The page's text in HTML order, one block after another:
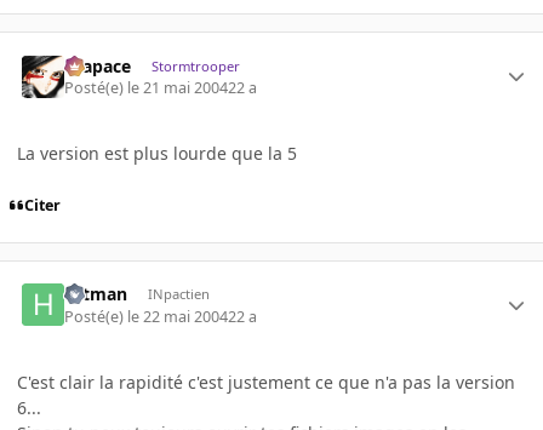
Krapace Stormtrooper
Posté(e) le 21 mai 200422 a
La version est plus lourde que la 5
Citer
Hitman INpactien
Posté(e) le 22 mai 200422 a
C'est clair la rapidité c'est justement ce que n'a pas la version
6...